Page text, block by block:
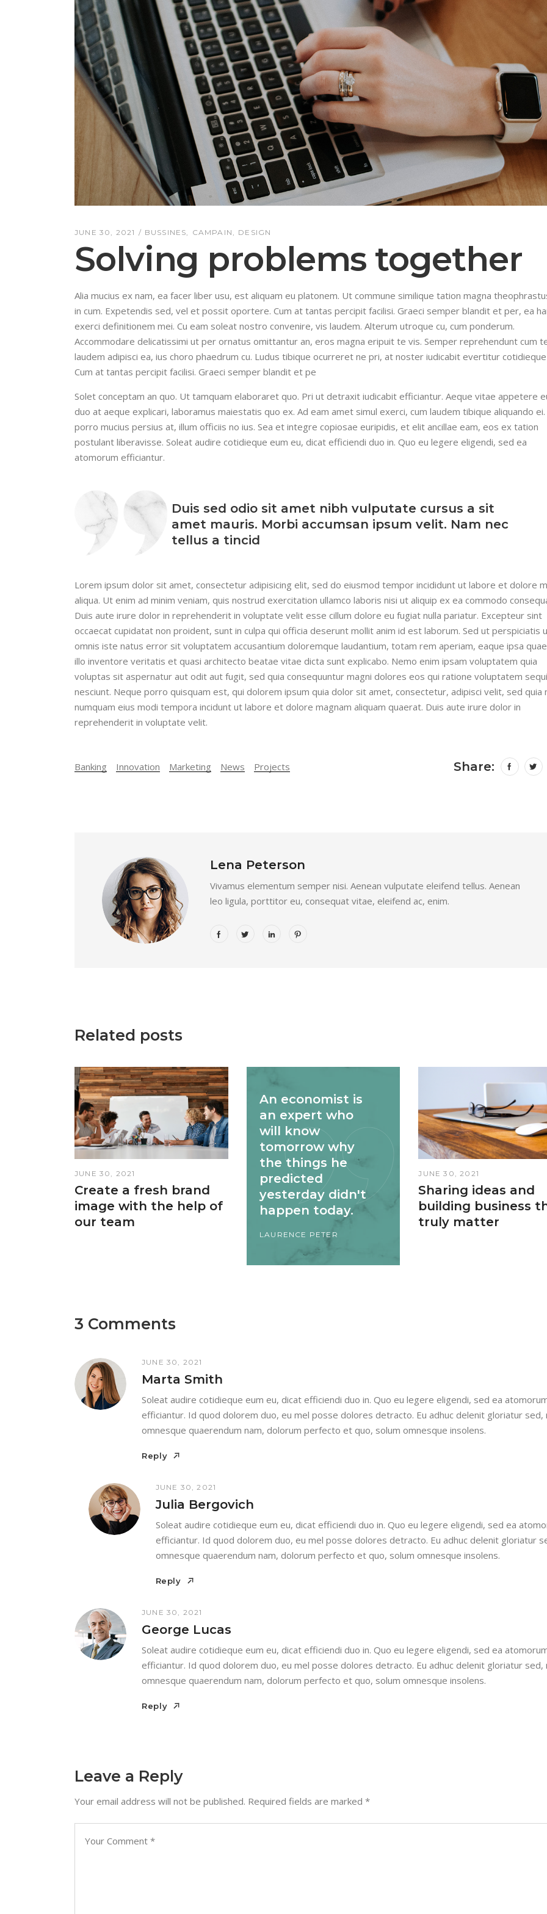
JUNE 30, 2021 BUSSINES CAMPAIN DESIGN
Solving problems together
Alia mucius ex nam, ea facer liber usu, est aliquam eu platonem. Ut commune similique tation magna
in cum. Expetendis sed, vel et possit oportere. Cum at tantas percipit facilisi. Graeci semper blandit et per, ea
exerci definitionem mei. Cu eam soleat nostro convenire, vis laudem. Alterum utroque cu, cum ponderum.
Accommodare delicatissimi ut per ornatus omittantur an, eros magna eripuit te vis. Semper reprehendunt cum
laudem adipisci ea, ius choro phaedrum cu. Ludus tibique ocurreret ne pri, at noster iudicabit evertitur
Cum at tantas percipit facilisi. Graeci semper blandit et pe
Solet conceptam an quo. Ut tamquam elaboraret quo. Pri ut detraxit iudicabit efficiantur. Aeque vitae appetere
duo at aeque explicari, laboramus maiestatis quo ex. Ad eam amet simul exerci, cum laudem tibique aliquando
porro mucius persius at, illum officiis no ius. Sea et integre copiosae euripidis, et elit ancillae eam, eos ex tation
postulant liberavisse. Soleat audire cotidieque eum eu, dicat efficiendi duo in. Quo eu legere eligendi, sed ea
atomorum efficiantur.
Duis sed odio sit amet nibh vulputate cursus a sit
amet mauris. Morbi accumsan ipsum velit. Nam nec
tellus a tincid
Lorem ipsum dolor sit amet, consectetur adipisicing elit, sed do eiusmod tempor incididunt ut labore et dolore
aliqua. Ut enim ad minim veniam, quis nostrud exercitation ullamco laboris nisi ut aliquip ex ea commodo
Duis aute irure dolor in reprehenderit in voluptate velit esse cillum dolore eu fugiat nulla pariatur. Excepteur sint
occaecat cupidatat non proident, sunt in culpa qui officia deserunt mollit anim id est laborum. Sed ut perspiciatis
omnis iste natus error sit voluptatem accusantium doloremque laudantium, totam rem aperiam, eaque ipsa
illo inventore veritatis et quasi architecto beatae vitae dicta sunt explicabo. Nemo enim ipsam voluptatem quia
voluptas sit aspernatur aut odit aut fugit, sed quia consequuntur magni dolores eos qui ratione voluptatem sequi
nesciunt. Neque porro quisquam est, qui dolorem ipsum quia dolor sit amet, consectetur, adipisci velit, sed quia
numquam eius modi tempora incidunt ut labore et dolore magnam aliquam quaerat. Duis aute irure dolor in
reprehenderit in voluptate velit.
Banking Innovation Marketing News Projects Share:
Lena Peterson
Vivamus elementum semper nisi. Aenean vulputate eleifend tellus. Aenean
leo ligula, porttitor eu, consequat vitae, eleifend ac, enim.
Related posts
JUNE 30, 2021
Create a fresh brand
image with the help of
our team
An economist is
an expert who
will know
tomorrow why
the things he
predicted
yesterday didn't
happen today.
LAURENCE PETER
JUNE 30, 2021
Sharing ideas and
building business
truly matter
3 Comments
JUNE 30, 2021
Marta Smith
Soleat audire cotidieque eum eu, dicat efficiendi duo in. Quo eu legere eligendi, sed ea
efficiantur. Id quod dolorem duo, eu mel posse dolores detracto. Eu adhuc delenit gloriatur sed,
omnesque quaerendum nam, dolorum perfecto et quo, solum omnesque insolens.
Reply
JUNE 30, 2021
Julia Bergovich
Soleat audire cotidieque eum eu, dicat efficiendi duo in. Quo eu legere eligendi, sed ea
efficiantur. Id quod dolorem duo, eu mel posse dolores detracto. Eu adhuc delenit gloriatur
omnesque quaerendum nam, dolorum perfecto et quo, solum omnesque insolens.
Reply
JUNE 30, 2021
George Lucas
Soleat audire cotidieque eum eu, dicat efficiendi duo in. Quo eu legere eligendi, sed ea
efficiantur. Id quod dolorem duo, eu mel posse dolores detracto. Eu adhuc delenit gloriatur sed,
omnesque quaerendum nam, dolorum perfecto et quo, solum omnesque insolens.
Reply
Leave a Reply
Your email address will not be published. Required fields are marked *